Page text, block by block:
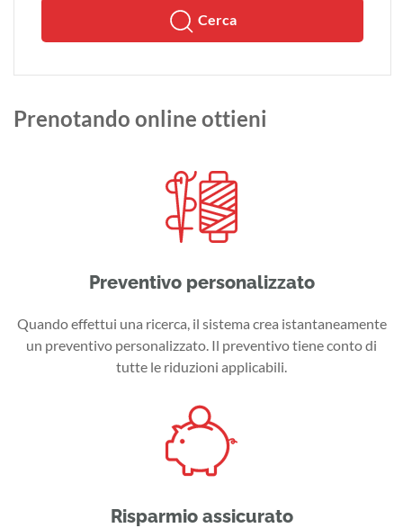
Cerca
Prenotando online ottieni
Preventivo personalizzato
Quando effettui una ricerca, il sistema crea istantaneamente
un preventivo personalizzato. Il preventivo tiene conto di
tutte le riduzioni applicabili.
Risparmio assicurato